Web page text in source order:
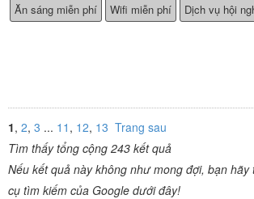
Ăn sáng miễn phí
Wifi miễn phí Dịch vụ hội
1, 2, 3 ... 11 , 12, 13 Trang sau
Tìm thấy tổng cộng 243 kết quả
Nếu kết quả này không như mong đợi, bạn
cụ tìm kiếm của Google dưới đây!